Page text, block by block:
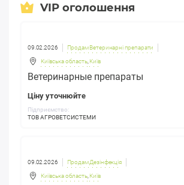
VIP оголошення
09.02.2026 Продам Ветеринарні препарати
Київська область, Київ
Ветеринарные препараты
Ціну уточнюйте
Підприємство:
ТОВ АГРОВЕТСИСТЕМИ
09.02.2026 Продам Дезінфекція
Київська область, Київ